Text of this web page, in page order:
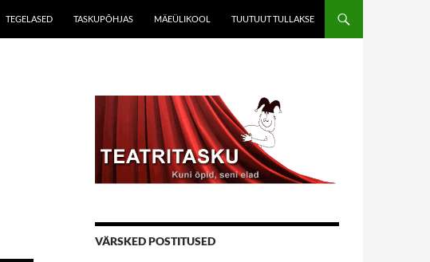
TEGELASED TASKUPÕHJAS MÄEÜLIKOOL TUUTUUT TULLAKSE
VÄRSKED POSTITUSED